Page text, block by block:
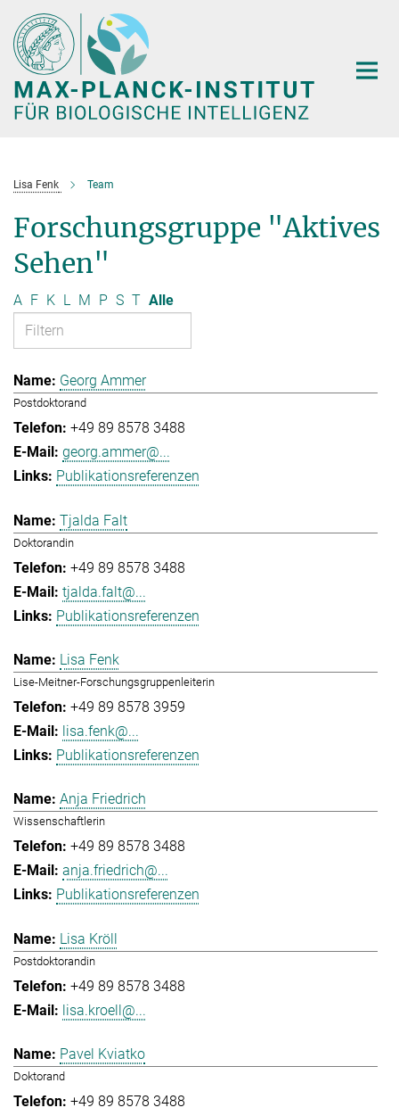
Hauptinhalt
Lisa Fenk Team
Forschungsgruppe "Aktives
Sehen"
A F K L M P S T Alle
Georg Ammer
Postdoktorand
+49 89 8578 3488
georg.ammer@...
Publikationsreferenzen
Tjalda Falt
Doktorandin
+49 89 8578 3488
tjalda.falt@...
Publikationsreferenzen
Lisa Fenk
Lise-Meitner-Forschungsgruppenleiterin
+49 89 8578 3959
lisa.fenk@...
Publikationsreferenzen
Anja Friedrich
Wissenschaftlerin
+49 89 8578 3488
anja.friedrich@...
Publikationsreferenzen
Lisa Kröll
Postdoktorandin
+49 89 8578 3488
lisa.kroell@...
Pavel Kviatko
Doktorand
+49 89 8578 3488